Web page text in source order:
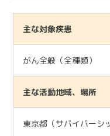
主な対象疾患
がん全般（全種類）
主な活動地域、場所
東京都（サバイバーシ